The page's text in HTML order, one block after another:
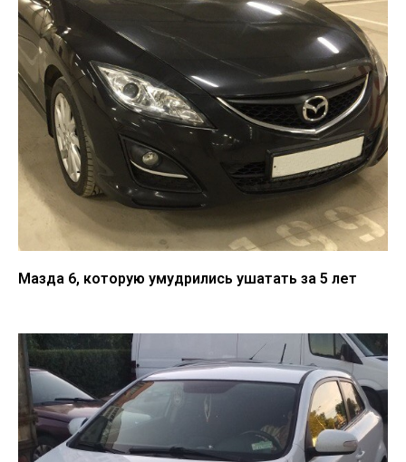
Мазда 6, которую умудрились ушатать за 5 лет